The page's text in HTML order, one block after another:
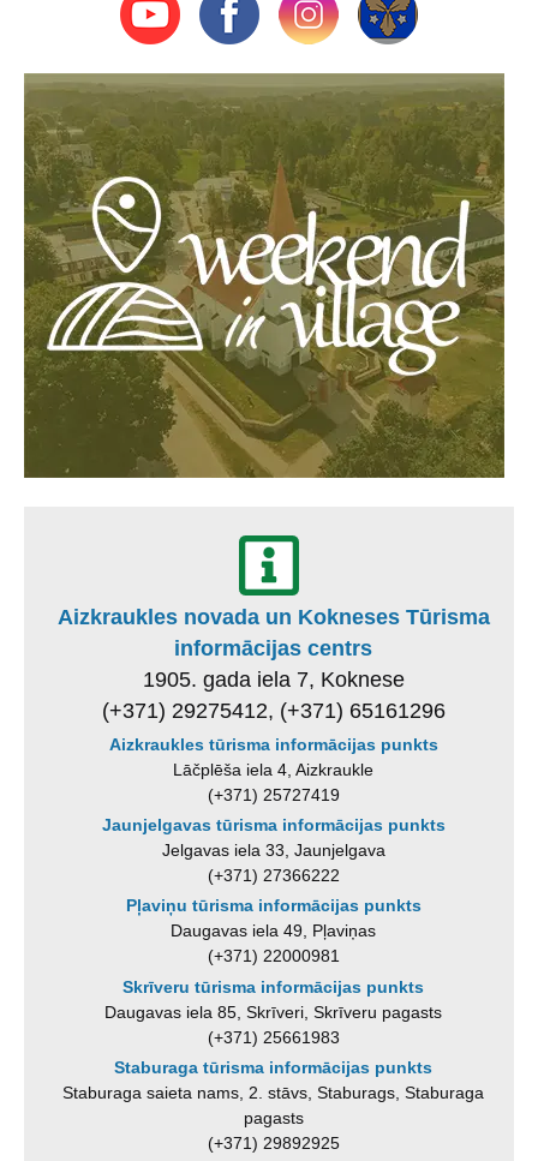
Aizkraukles novada un Kokneses Tūrisma
informācijas centrs
1905. gada iela 7, Koknese
(+371) 29275412, (+371) 65161296
Aizkraukles tūrisma informācijas punkts
Lāčplēša iela 4, Aizkraukle
(+371) 25727419
Jaunjelgavas tūrisma informācijas punkts
Jelgavas iela 33, Jaunjelgava
(+371) 27366222
Pļaviņu tūrisma informācijas punkts
Daugavas iela 49, Pļaviņas
(+371) 22000981
Skrīveru tūrisma informācijas punkts
Daugavas iela 85, Skrīveri, Skrīveru pagasts
(+371) 25661983
Staburaga tūrisma informācijas punkts
Staburaga saieta nams, 2. stāvs, Staburags, Staburaga
pagasts
(+371) 29892925